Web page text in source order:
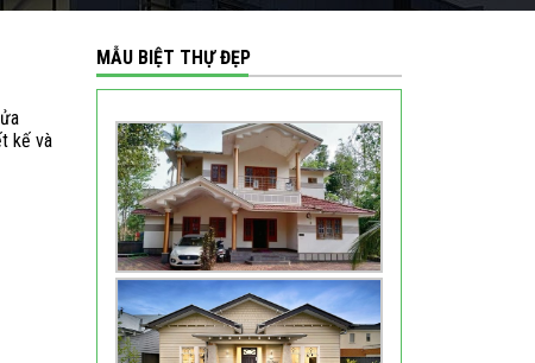
kế và
MẪU BIỆT THỰ ĐẸP